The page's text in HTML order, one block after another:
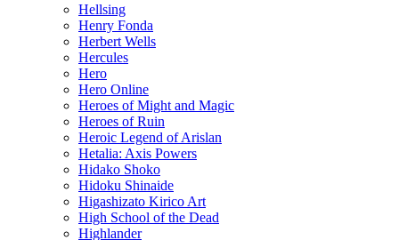
Hellsing
Henry Fonda
Herbert Wells
Hercules
Hero
Hero Online
Heroes of Might and Magic
Heroes of Ruin
Heroic Legend of Arislan
Hetalia: Axis Powers
Hidako Shoko
Hidoku Shinaide
Higashizato Kirico Art
High School of the Dead
Highlander